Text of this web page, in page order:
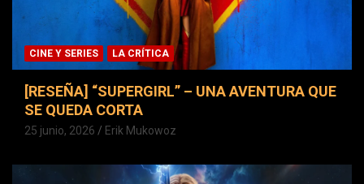
CINE Y SERIES LA CRÍTICA
[RESEÑA] “SUPERGIRL” – UNA AVENTURA QUE
SE QUEDA CORTA
25 junio, 2026 Erik Mukowoz